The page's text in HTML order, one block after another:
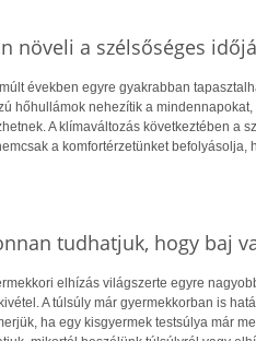
növeli a szélsőséges
években egyre gyakrabban
hőhullámok nehezítik a
A klímaváltozás következtében a
a komfortérzetünket
tudhatjuk, hogy baj
elhízás világszerte egyre
A túlsúly már gyermekkorban is
ha egy kisgyermek testsúlya már